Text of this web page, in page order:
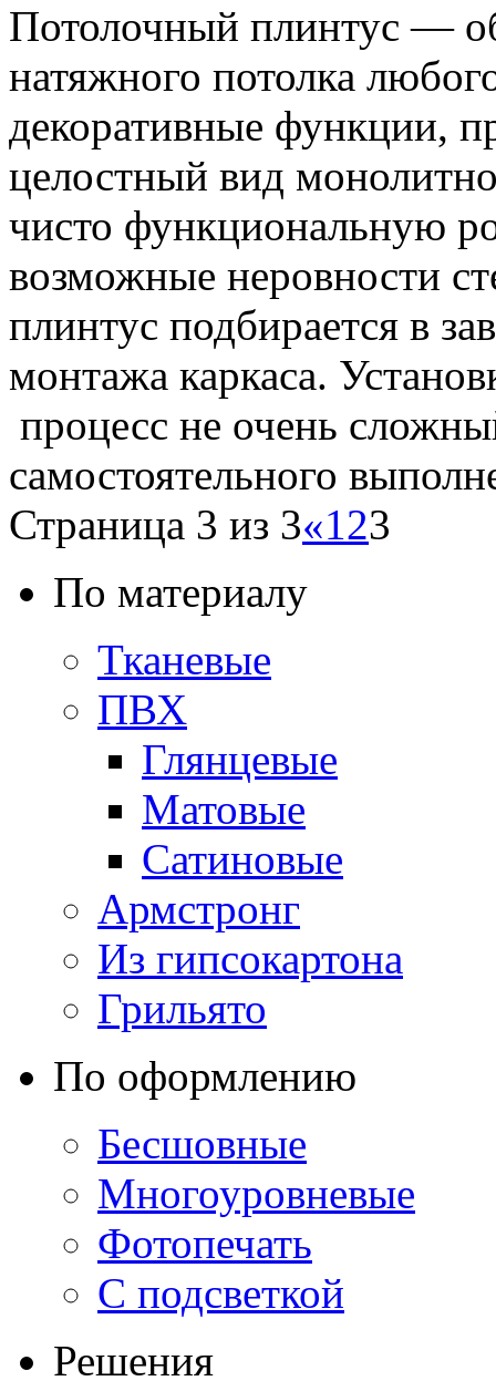
Потолочный плинтус —
натяжного потолка
декоративные функции,
целостный вид
чисто функциональную
возможные неровности
плинтус подбирается в
монтажа каркаса.
процесс не очень
самостоятельного
Страница 3 из 3«123
По материалу
Тканевые
ПВХ
Глянцевые
Матовые
Сатиновые
Армстронг
Из гипсокартона
Грильято
По оформлению
Бесшовные
Многоуровневые
Фотопечать
С подсветкой
Решения